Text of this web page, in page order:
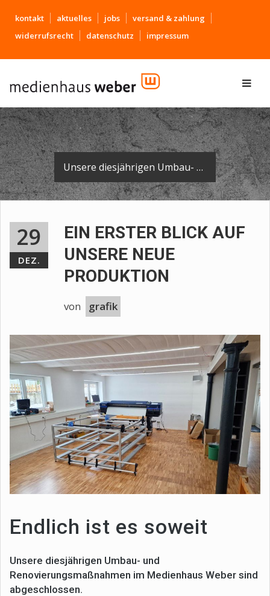
kontakt aktuelles jobs
versand & zahlung
widerrufsrecht
datenschutz impressum
Unsere diesjährigen Umbau- und Renovierungsmaßnahmen der Produktionsstätten sind abgeschlossen.
29
DEZ.
EIN ERSTER BLICK AUF
UNSERE NEUE
PRODUKTION
von grafik
Endlich ist es soweit
Unsere diesjährigen Umbau- und
Renovierungsmaßnahmen im Medienhaus Weber sind
abgeschlossen.